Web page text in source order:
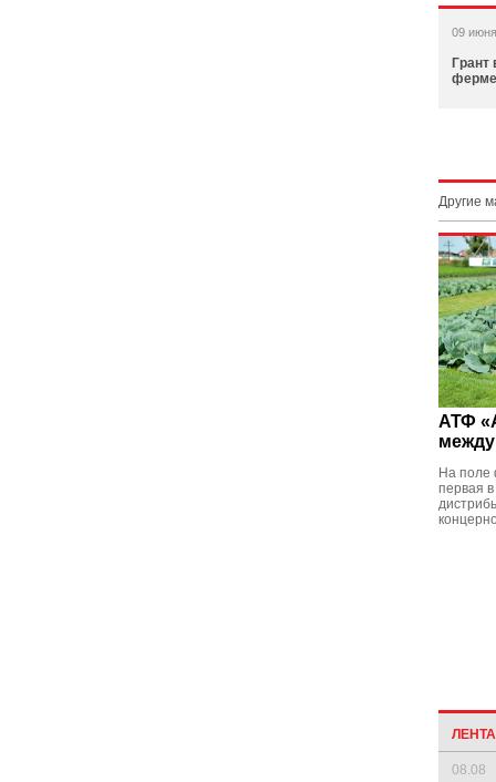
09
Другие
АТФ
На поле
первая
08.08